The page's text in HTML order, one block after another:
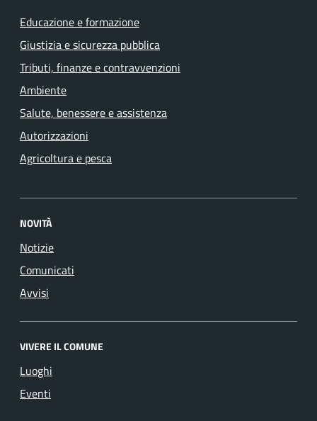
Educazione e formazione
Giustizia e sicurezza pubblica
Tributi, finanze e contravvenzioni
Ambiente
Salute, benessere e assistenza
Autorizzazioni
Agricoltura e pesca
NOVITÀ
Notizie
Comunicati
Avvisi
VIVERE IL COMUNE
Luoghi
Eventi